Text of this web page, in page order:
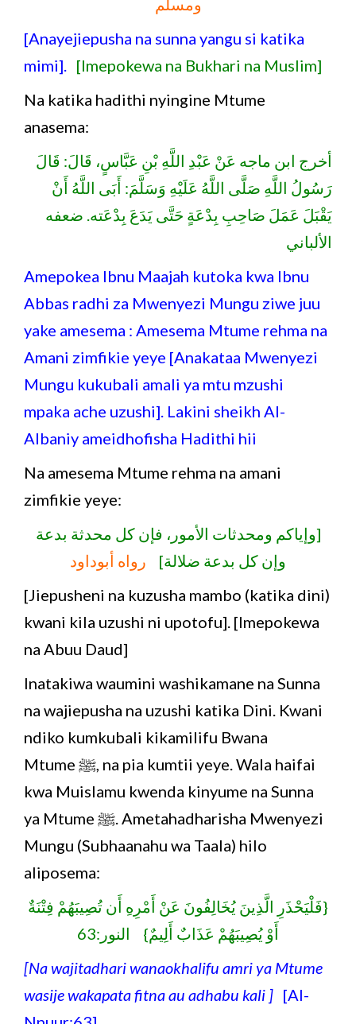
[Anayejiepusha na sunna yangu si katika
mimi]. [Imepokewa na Bukhari na Muslim]
Na katika hadithi nyingine Mtume
anasema:
أخرج ابن ماجه عَنْ عَبْدِ اللَّهِ بْنِ عَبَّاسٍ، قَالَ: قَالَ
رَسُولُ اللَّهِ صَلَّى اللَّهُ عَلَيْهِ وَسَلَّمَ: أَبَى اللَّهُ أَنْ
يَقْبَلَ عَمَلَ صَاحِبِ بِدْعَةٍ حَتَّى يَدَعَ بِدْعَته. ضعفه
الألباني
Amepokea Ibnu Maajah kutoka kwa Ibnu
Abbas radhi za Mwenyezi Mungu ziwe juu
yake amesema : Amesema Mtume rehma na
Amani zimfikie yeye [Anakataa Mwenyezi
Mungu kukubali amali ya mtu mzushi
mpaka ache uzushi]. Lakini sheikh Al-
Albaniy ameidhofisha Hadithi hii
Na amesema Mtume rehma na amani
zimfikie yeye:
[وإياكم ومحدثات الأمور، فإن كل محدثة بدعة
وإن كل بدعة ضلالة] رواه أبوداود
[Jiepusheni na kuzusha mambo (katika dini)
kwani kila uzushi ni upotofu]. [Imepokewa
na Abuu Daud]
Inatakiwa waumini washikamane na Sunna
na wajiepusha na uzushi katika Dini. Kwani
ndiko kumkubali kikamilifu Bwana
Mtume ﷺ, na pia kumtii yeye. Wala haifai
kwa Muislamu kwenda kinyume na Sunna
ya Mtume ﷺ. Ametahadharisha Mwenyezi
Mungu (Subhaanahu wa Taala) hilo
aliposema:
{فَلْيَحْذَرِ الَّذِينَ يُخَالِفُونَ عَنْ أَمْرِهِ أَن تُصِيبَهُمْ فِتْنَةٌ
أَوْ يُصِيبَهُمْ عَذَابٌ أَلِيمٌ} النور:63
[Na wajitadhari wanaokhalifu amri ya Mtume
wasije wakapata fitna au adhabu kali ] [Al-